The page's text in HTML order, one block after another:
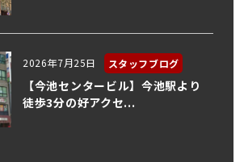
2026年7月25日 スタッフブログ
【今池センタービル】今池駅より
徒歩3分の好アクセ...